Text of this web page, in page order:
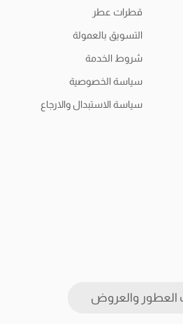
قطرات عطر
التسويق بالعمولة
شروط الخدمة
سياسة الخصوصية
سياسة الاستبدال والارجاع
العطور والعروض